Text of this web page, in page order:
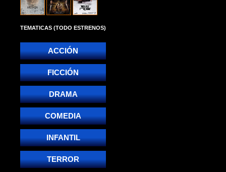
TEMATICAS (TODO ESTRENOS)
ACCIÓN
FICCIÓN
DRAMA
COMEDIA
INFANTIL
TERROR